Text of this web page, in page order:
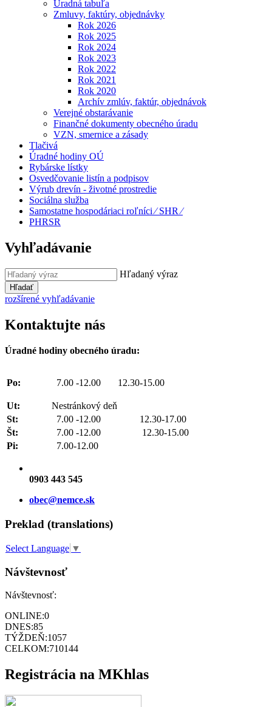
Úradná tabuľa
Zmluvy, faktúry, objednávky
Rok 2026
Rok 2025
Rok 2024
Rok 2023
Rok 2022
Rok 2021
Rok 2020
Archív zmlúv, faktúr, objednávok
Verejné obstarávanie
Finančné dokumenty obecného úradu
VZN, smernice a zásady
Tlačivá
Úradné hodiny OÚ
Rybárske lístky
Osvedčovanie listín a podpisov
Výrub drevín - životné prostredie
Sociálna služba
Samostatne hospodáriaci roľníci ⁄ SHR ⁄
PHRSR
Vyhľadávanie
Hľadaný výraz
Hľadať
rozšírené vyhľadávanie
Kontaktujte nás
Úradné hodiny obecného úradu:
Po: 7.00 -12.00 12.30-15.00
Ut:
Nestránkový deň
St:
7.00 -12.00 12.30-17.00
Št:
7.00 -12.00 12.30-15.00
Pi:
7.00-12.00
0903 443 545
obec@nemce.sk
Preklad (translations)
Select Language ▼
Návštevnosť
Návštevnosť:
ONLINE:0
DNES:85
TÝŽDEŇ:1057
CELKOM:710144
Registrácia na MKhlas